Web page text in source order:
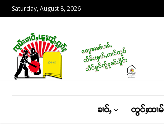
Saturday, August 8, 2026
ၶၢဝ်ႇ တွင်ႈထၢမ်